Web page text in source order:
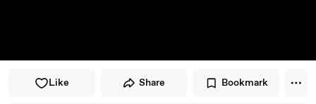
Like Share Bookmark